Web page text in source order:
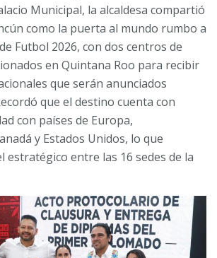
Municipal, la alcaldesa compartió
como la puerta al mundo rumbo a
Futbol 2026, con dos centros de
en Quintana Roo para recibir
que serán anunciados
que el destino cuenta con
con países de Europa,
y Estados Unidos, lo que
estratégico entre las 16 sedes de la